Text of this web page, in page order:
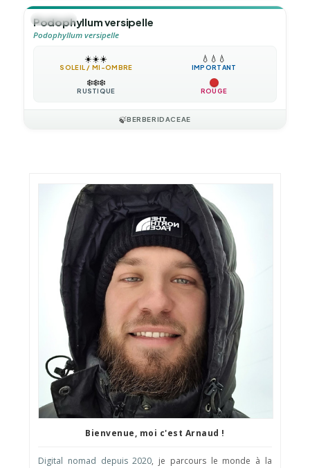
🪴VIVACE
Podophyllum versipelle
Podophyllum versipelle
☀️☀️☀️
SOLEIL / MI-OMBRE
💧 💧 💧
IMPORTANT
❄️❄️❄️
RUSTIQUE ROUGE
🍃BERBERIDACEAE
Bienvenue, moi c'est Arnaud !
Digital nomad depuis 2020, je parcours le monde à la